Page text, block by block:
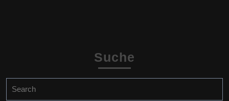
Suche
for: